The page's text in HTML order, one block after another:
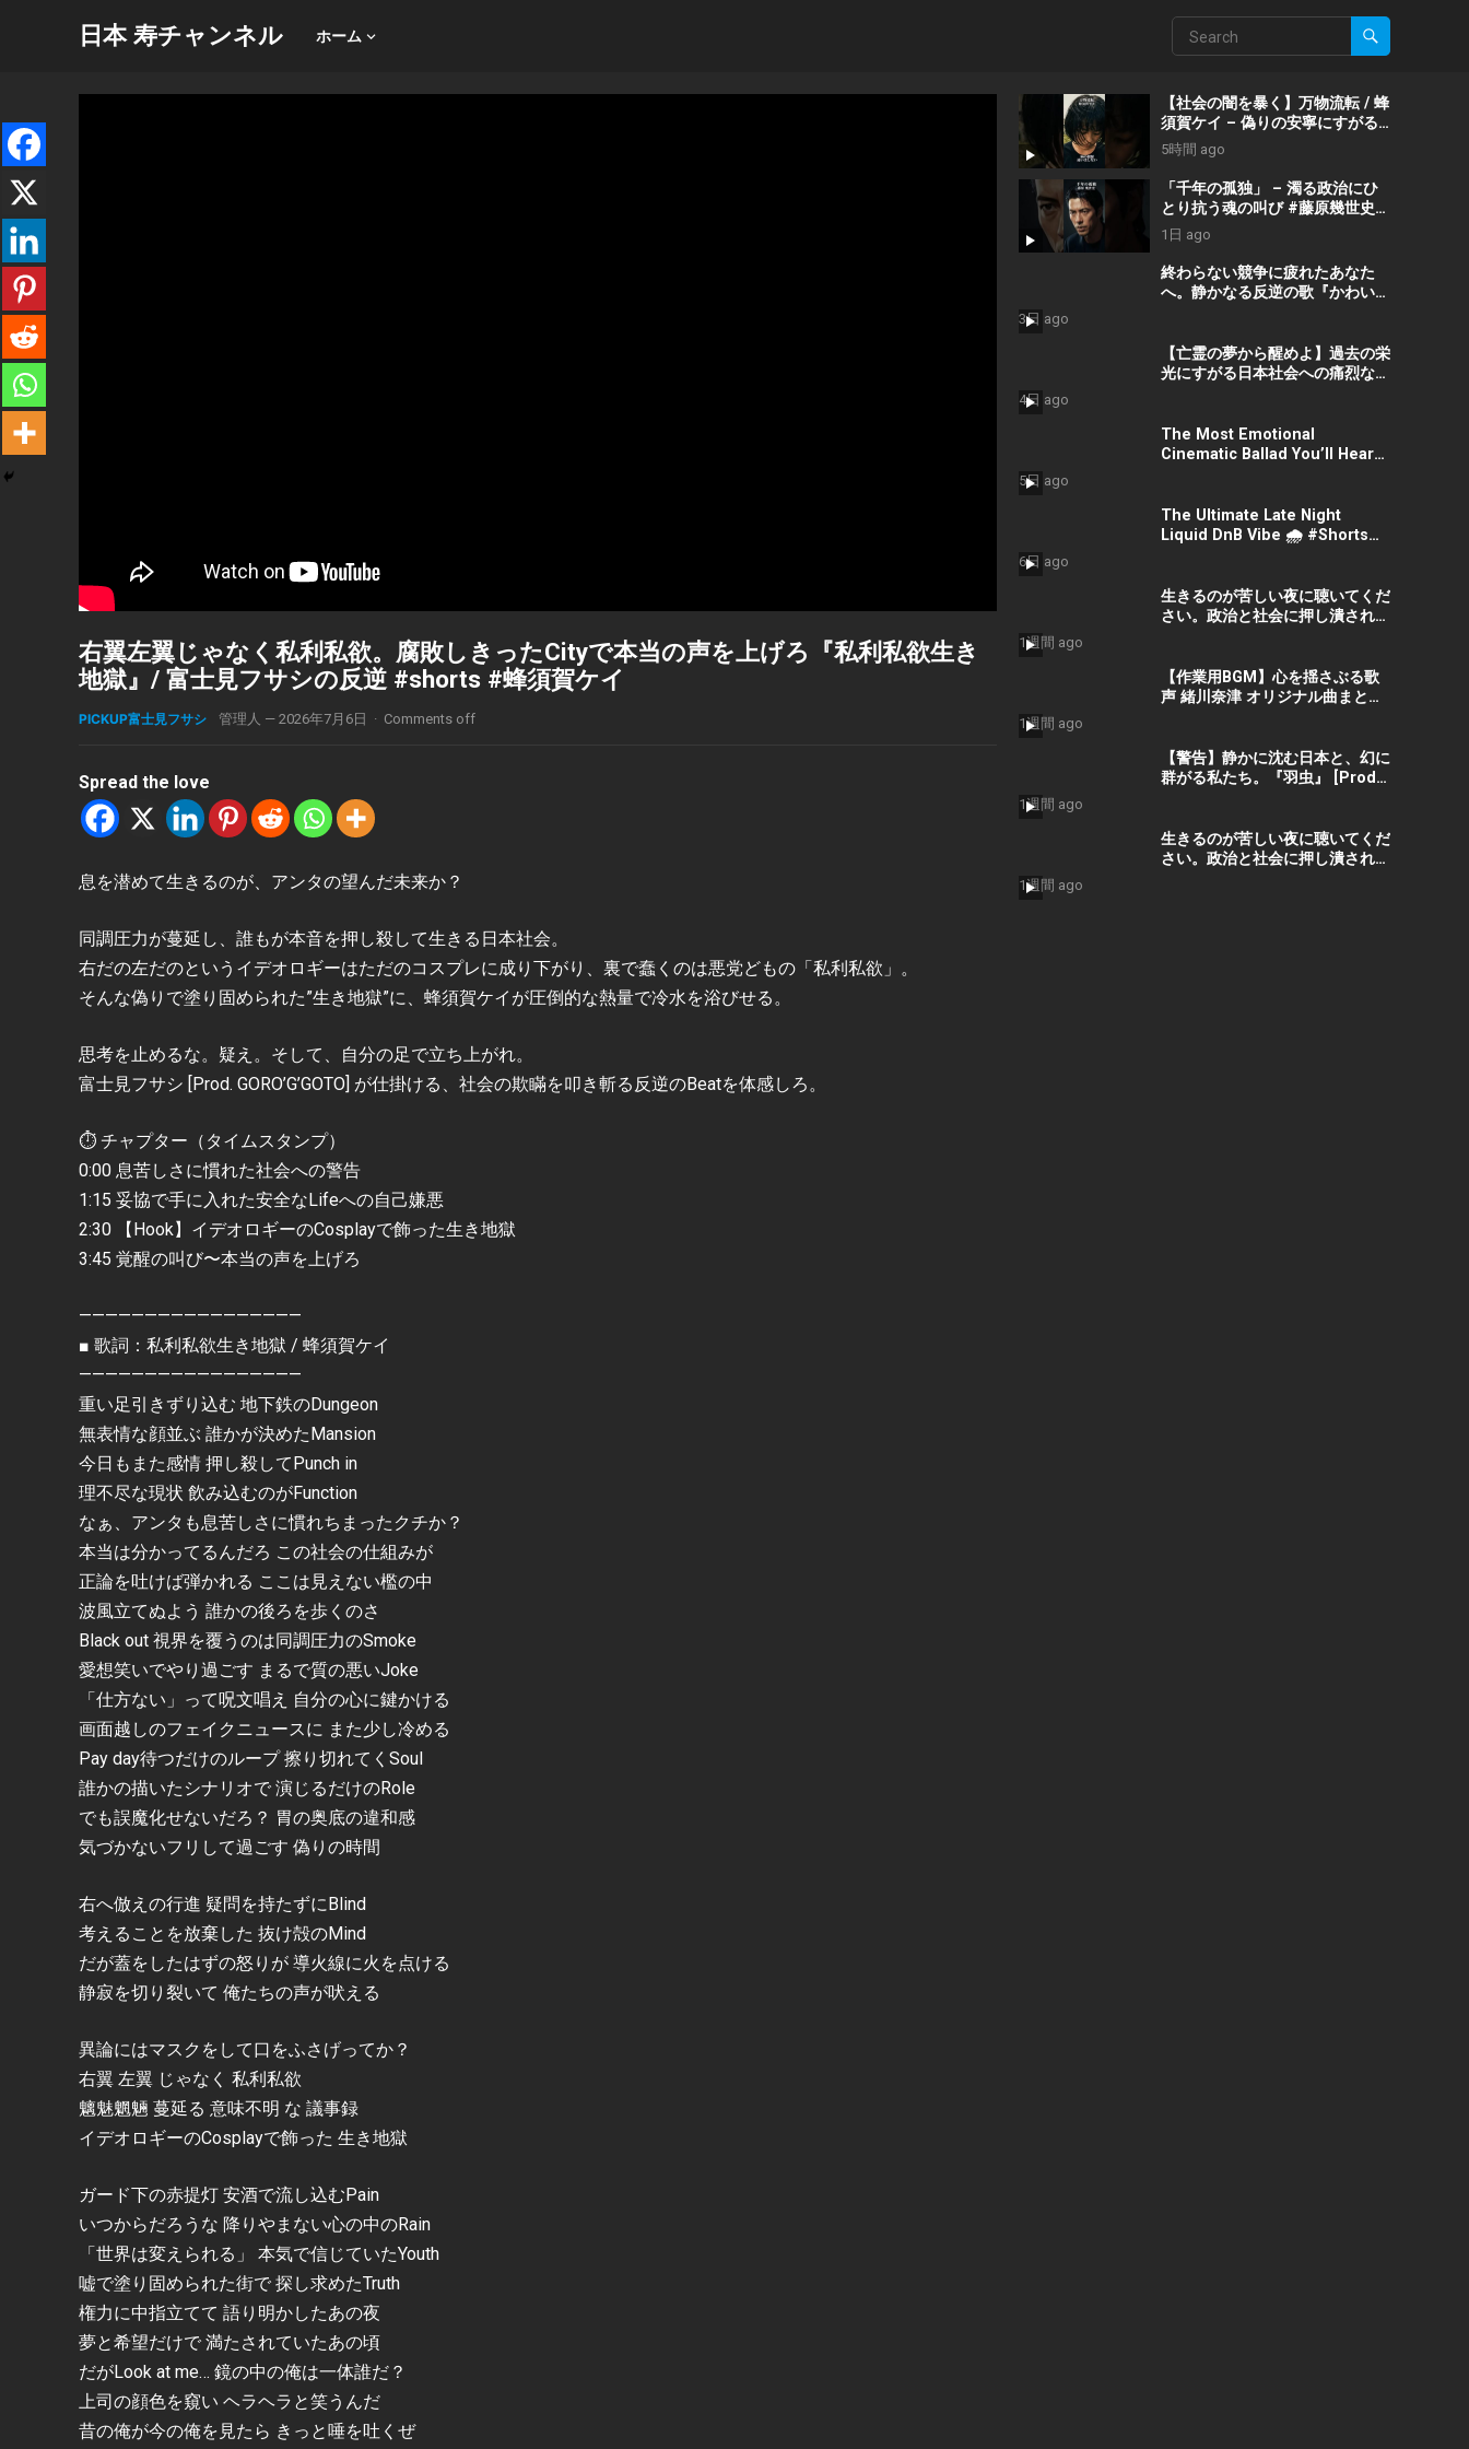
日本 寿チャンネル ホーム
右翼左翼じゃなく私利私欲。腐敗しきったCityで本当の声を上げろ『私利私欲生き
地獄』/ 富士見フサシの反逆 #shorts #蜂須賀ケイ
PICKUP富士見フサシ 管理人 — 2026年7月6日 · Comments off
Spread the love
息を潜めて生きるのが、アンタの望んだ未来か？
同調圧力が蔓延し、誰もが本音を押し殺して生きる日本社会。
右だの左だのというイデオロギーはただのコスプレに成り下がり、裏で蠢くのは悪党どもの「私利私欲」。
そんな偽りで塗り固められた”生き地獄”に、蜂須賀ケイが圧倒的な熱量で冷水を浴びせる。
思考を止めるな。疑え。そして、自分の足で立ち上がれ。
富士見フサシ [Prod. GORO’G’GOTO] が仕掛ける、社会の欺瞞を叩き斬る反逆のBeatを体感しろ。
⏱️ チャプター（タイムスタンプ）
0:00 息苦しさに慣れた社会への警告
1:15 妥協で手に入れた安全なLifeへの自己嫌悪
2:30 【Hook】イデオロギーのCosplayで飾った生き地獄
3:45 覚醒の叫び〜本当の声を上げろ
—————————————————
■ 歌詞：私利私欲生き地獄 / 蜂須賀ケイ
—————————————————
重い足引きずり込む 地下鉄のDungeon
無表情な顔並ぶ 誰かが決めたMansion
今日もまた感情 押し殺してPunch in
理不尽な現状 飲み込むのがFunction
なぁ、アンタも息苦しさに慣れちまったクチか？
本当は分かってるんだろ この社会の仕組みが
正論を吐けば弾かれる ここは見えない檻の中
波風立てぬよう 誰かの後ろを歩くのさ
Black out 視界を覆うのは同調圧力のSmoke
愛想笑いでやり過ごす まるで質の悪いJoke
「仕方ない」って呪文唱え 自分の心に鍵かける
画面越しのフェイクニュースに また少し冷める
Pay day待つだけのループ 擦り切れてくSoul
誰かの描いたシナリオで 演じるだけのRole
でも誤魔化せないだろ？ 胃の奥底の違和感
気づかないフリして過ごす 偽りの時間
右へ倣えの行進 疑問を持たずにBlind
考えることを放棄した 抜け殻のMind
だが蓋をしたはずの怒りが 導火線に火を点ける
静寂を切り裂いて 俺たちの声が吠える
異論にはマスクをして口をふさげってか？
右翼 左翼 じゃなく 私利私欲
魑魅魍魎 蔓延る 意味不明 な 議事録
イデオロギーのCosplayで飾った 生き地獄
ガード下の赤提灯 安酒で流し込むPain
いつからだろうな 降りやまない心の中のRain
「世界は変えられる」 本気で信じていたYouth
嘘で塗り固められた街で 探し求めたTruth
権力に中指立てて 語り明かしたあの夜
夢と希望だけで 満たされていたあの頃
だがLook at me… 鏡の中の俺は一体誰だ？
上司の顔色を窺い ヘラヘラと笑うんだ
昔の俺が今の俺を見たら きっと唾を吐くぜ
【社会の闇を暴く】万物流転 / 蜂
須賀ケイ – 偽りの安寧にすがる
な #shorts #政治 #社会問題
5時間 ago
「千年の孤独」 – 濁る政治にひ
とり抗う魂の叫び #藤原幾世史
#shorts #社会問題 #日本政治
1日 ago
終わらない競争に疲れたあなた
へ。静かなる反逆の歌『かわいた
3日 ago
【亡霊の夢から醒めよ】過去の栄
光にすがる日本社会への痛烈な一
4日 ago
The Most Emotional
Cinematic Ballad You’ll Hear
#EmotionalVibes #Piano
5日 ago
The Ultimate Late Night
Liquid DnB Vibe 🌧️ #Shorts
6日 ago
生きるのが苦しい夜に聴いてくだ
さい。政治と社会に押し潰された
1週間 ago
【作業用BGM】心を揺さぶる歌
声 緒川奈津 オリジナル曲まとめ
#music #音楽
1週間 ago
【警告】静かに沈む日本と、幻に
群がる私たち。『羽虫』 [Prod.
1週間 ago
生きるのが苦しい夜に聴いてくだ
さい。政治と社会に押し潰された
1週間 ago